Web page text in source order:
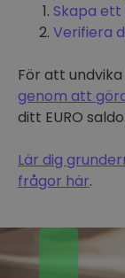
Skapa
Verifiera
För att
genom att
ditt EURO saldo.
Lär dig
frågor här.